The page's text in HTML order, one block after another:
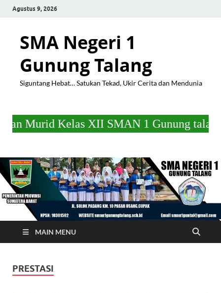
Agustus 9, 2026
SMA Negeri 1
Gunung Talang
Siguntang Hebat… Satukan Tekad, Ukir Cerita dan Mendunia
XII SMAN 1 Gunung talang Tahun
MAIN MENU
PRESTASI